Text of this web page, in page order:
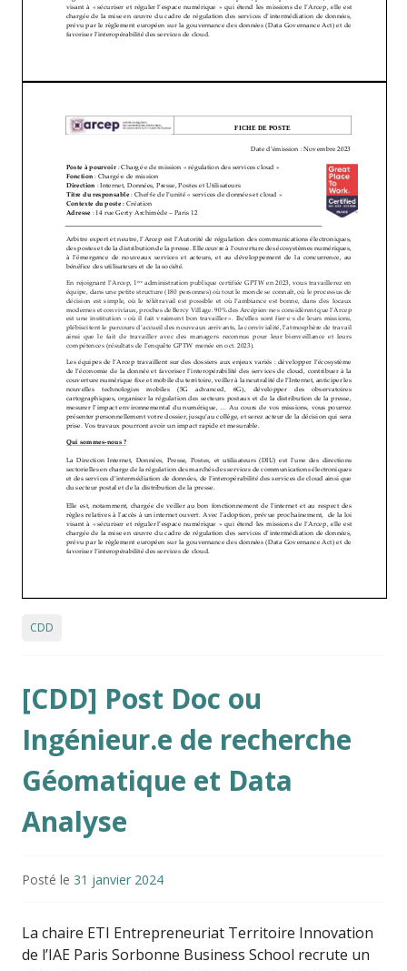
CDD
[CDD] Post Doc ou
Ingénieur.e de recherche
Géomatique et Data
Analyse
Posté le 31 janvier 2024
La chaire ETI Entrepreneuriat Territoire Innovation
de l’IAE Paris Sorbonne Business School recrute un